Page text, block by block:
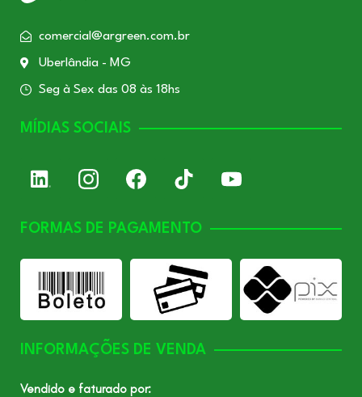
comercial@argreen.com.br
Uberlândia - MG
Seg à Sex das 08 às 18hs
MÍDIAS SOCIAIS
FORMAS DE PAGAMENTO
INFORMAÇÕES DE VENDA
Vendido e faturado por: